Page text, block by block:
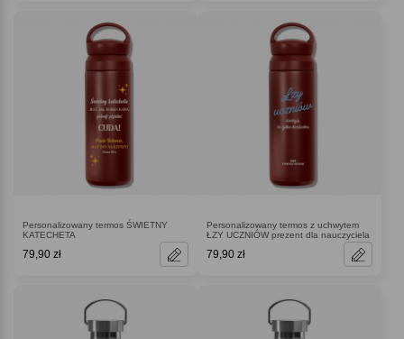
Personalizowany termos ŚWIETNY
KATECHETA
79,90 zł
Personalizowany termos z uchwytem
ŁZY UCZNIÓW prezent dla nauczyciela
79,90 zł